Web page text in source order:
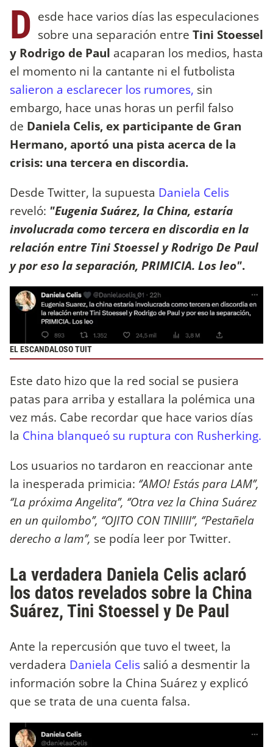
D esde hace varios días las especulaciones
sobre una separación entre Tini Stoessel
y Rodrigo de Paul acaparan los medios, hasta
el momento ni la cantante ni el futbolista
salieron a esclarecer los rumores, sin
embargo, hace unas horas un perfil falso
de Daniela Celis, ex participante de Gran
Hermano, aportó una pista acerca de la
crisis: una tercera en discordia.
Desde Twitter, la supuesta Daniela Celis
reveló: "Eugenia Suárez, la China, estaría
involucrada como tercera en discordia en la
relación entre Tini Stoessel y Rodrigo De Paul
y por eso la separación, PRIMICIA. Los leo".
EL ESCANDALOSO TUIT
Este dato hizo que la red social se pusiera
patas para arriba y estallara la polémica una
vez más. Cabe recordar que hace varios días
la China blanqueó su ruptura con Rusherking.
Los usuarios no tardaron en reaccionar ante
la inesperada primicia: ‘’AMO! Estás para LAM’’,
‘’La próxima Angelita’’, ‘’Otra vez la China Suárez
en un quilombo’’, ‘’OJITO CON TINIIII’’, ‘’Pestañela
derecho a lam’’, se podía leer por Twitter.
La verdadera Daniela Celis aclaró
los datos revelados sobre la China
Suárez, Tini Stoessel y De Paul
Ante la repercusión que tuvo el tweet, la
verdadera Daniela Celis salió a desmentir la
información sobre la China Suárez y explicó
que se trata de una cuenta falsa.